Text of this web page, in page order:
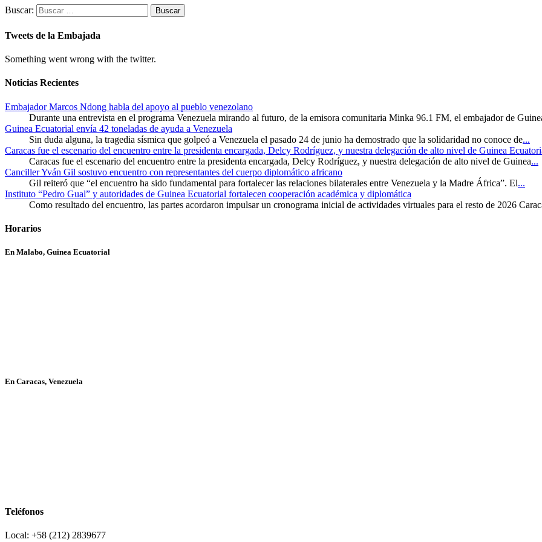
Buscar:
Tweets de la Embajada
Something went wrong with the twitter.
Noticias Recientes
Embajador Marcos Ndong habla del apoyo al pueblo venezolano
Durante una entrevista en el programa Venezuela mirando al futuro, de la emisora comunitaria Minka 96.1 FM, el embajador de
Guinea Ecuatorial envía 42 toneladas de ayuda a Venezuela
Sin duda alguna, la tragedia sísmica que golpeó a Venezuela el pasado 24 de junio ha demostrado que la solidaridad no conoce de...
Caracas fue el escenario del encuentro entre la presidenta encargada, Delcy Rodríguez, y nuestra delegación de alto nivel de Guinea
Caracas fue el escenario del encuentro entre la presidenta encargada, Delcy Rodríguez, y nuestra delegación de alto nivel de Guinea...
Canciller Yván Gil sostuvo encuentro con representantes del cuerpo diplomático africano
Gil reiteró que “el encuentro ha sido fundamental para fortalecer las relaciones bilaterales entre Venezuela y la Madre África”. El...
Instituto “Pedro Gual” y autoridades de Guinea Ecuatorial fortalecen cooperación académica y diplomática
Como resultado del encuentro, las partes acordaron impulsar un cronograma inicial de actividades virtuales para el resto de 2026
Horarios
En Malabo, Guinea Ecuatorial
En Caracas, Venezuela
Teléfonos
Local: +58 (212) 2839677